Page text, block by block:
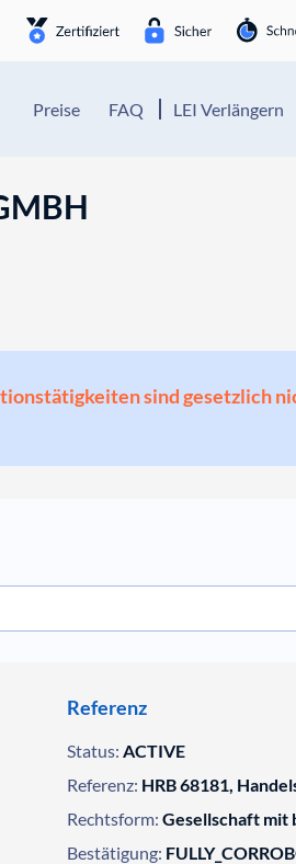
Preise FAQ LEI Verlängern
sind gesetzlich
Referenz
Status: ACTIVE
Referenz: HRB 68181,
Rechtsform: Gesellschaft mit
Bestätigung: